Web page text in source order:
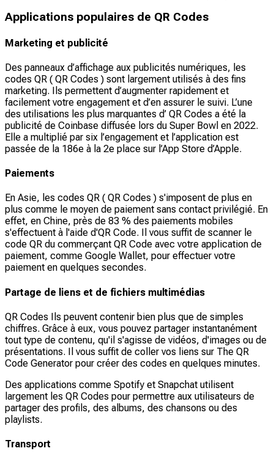
Applications populaires de QR Codes
Marketing et publicité
Des panneaux d’affichage aux publicités numériques, les
codes QR ( QR Codes ) sont largement utilisés à des fins
marketing. Ils permettent d’augmenter rapidement et
facilement votre engagement et d’en assurer le suivi. L’une
des utilisations les plus marquantes d’ QR Codes a été la
publicité de Coinbase diffusée lors du Super Bowl en 2022.
Elle a multiplié par six l’engagement et l’application est
passée de la 186e à la 2e place sur l’App Store d’Apple.
Paiements
En Asie, les codes QR ( QR Codes ) s'imposent de plus en
plus comme le moyen de paiement sans contact privilégié. En
effet, en Chine, près de 83 % des paiements mobiles
s'effectuent à l'aide d'QR Code. Il vous suffit de scanner le
code QR du commerçant QR Code avec votre application de
paiement, comme Google Wallet, pour effectuer votre
paiement en quelques secondes.
Partage de liens et de fichiers multimédias
QR Codes Ils peuvent contenir bien plus que de simples
chiffres. Grâce à eux, vous pouvez partager instantanément
tout type de contenu, qu'il s'agisse de vidéos, d'images ou de
présentations. Il vous suffit de coller vos liens sur The QR
Code Generator pour créer des codes en quelques minutes.
Des applications comme Spotify et Snapchat utilisent
largement les QR Codes pour permettre aux utilisateurs de
partager des profils, des albums, des chansons ou des
playlists.
Transport